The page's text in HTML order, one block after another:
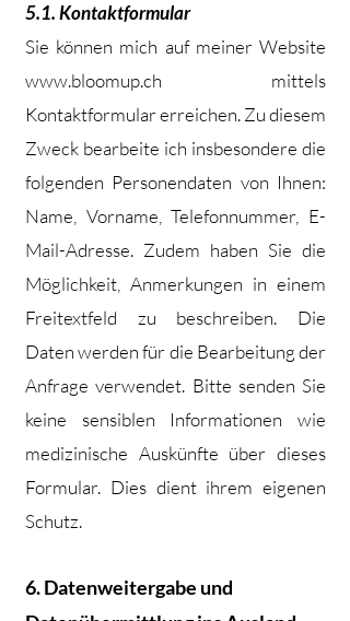
5.1. Kontaktformular
Sie können mich auf meiner Website
www.bloomup.ch mittels
Kontaktformular erreichen. Zu diesem
Zweck bearbeite ich insbesondere die
folgenden Personendaten von Ihnen:
Name, Vorname, Telefonnummer, E-
Mail-Adresse. Zudem haben Sie die
Möglichkeit, Anmerkungen in einem
Freitextfeld zu beschreiben. Die
Daten werden für die Bearbeitung der
Anfrage verwendet. Bitte senden Sie
keine sensiblen Informationen wie
medizinische Auskünfte über dieses
Formular. Dies dient ihrem eigenen
Schutz.
6. Datenweitergabe und